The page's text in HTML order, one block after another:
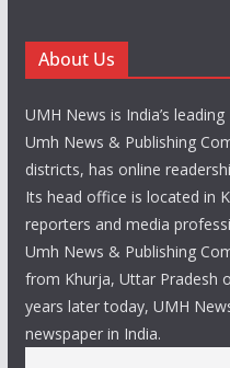
About Us
UMH News is India’s
Umh News & Publishing
districts, has online
Its head office is located in
reporters and media
Umh News & Publishing
from Khurja, Uttar Pradesh
years later today, UMH
newspaper in India.